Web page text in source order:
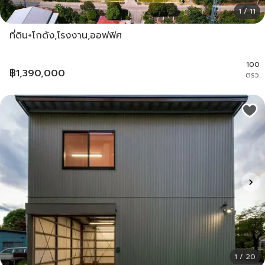
1 / 11
ที่ดิน+โกดัง,โรงงาน,ออฟฟิศ
฿1,390,000
100
ตรว.
1 / 20